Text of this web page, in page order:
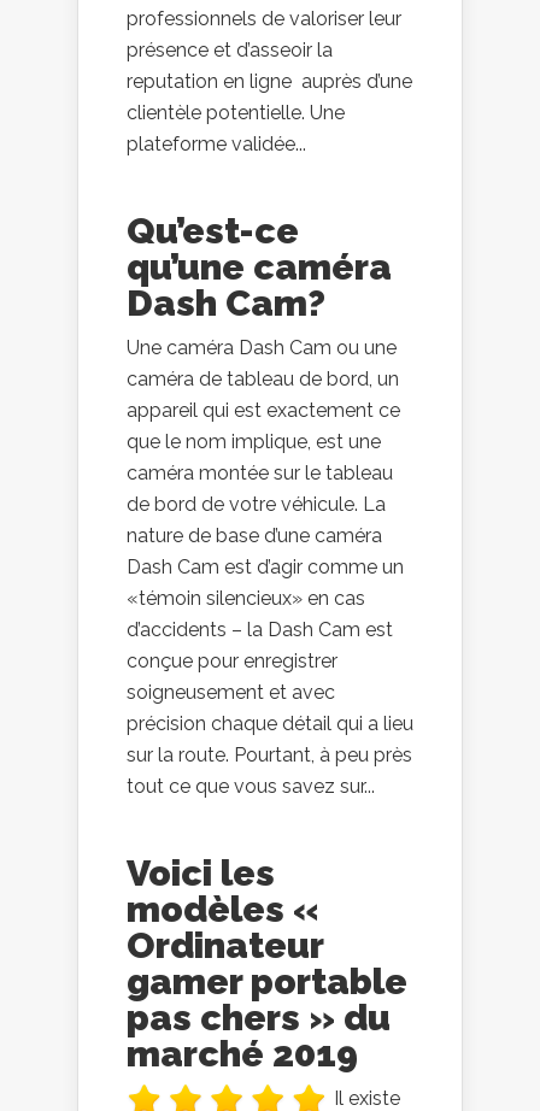
professionnels de valoriser leur
présence et d’asseoir la
reputation en ligne auprès d’une
clientèle potentielle. Une
plateforme validée...
Qu’est-ce
qu’une caméra
Dash Cam?
Une caméra Dash Cam ou une
caméra de tableau de bord, un
appareil qui est exactement ce
que le nom implique, est une
caméra montée sur le tableau
de bord de votre véhicule. La
nature de base d’une caméra
Dash Cam est d’agir comme un
«témoin silencieux» en cas
d’accidents – la Dash Cam est
conçue pour enregistrer
soigneusement et avec
précision chaque détail qui a lieu
sur la route. Pourtant, à peu près
tout ce que vous savez sur...
Voici les
modèles «
Ordinateur
gamer portable
pas chers » du
marché 2019
Il existe